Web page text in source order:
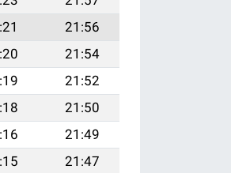
21:56
21:54
21:52
21:50
21:49
21:47